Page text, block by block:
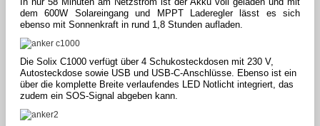
dem 600W Solareingang und MPPT Laderegler lässt es sich
ebenso mit Sonnenkraft in rund 1,8 Stunden aufladen.
Die Solix C1000 verfügt über 4 Schukosteckdosen mit 230 V,
Autosteckdose sowie USB und USB-C-Anschlüsse. Ebenso ist ein
über die komplette Breite verlaufendes LED Notlicht integriert, das
zudem ein SOS-Signal abgeben kann.